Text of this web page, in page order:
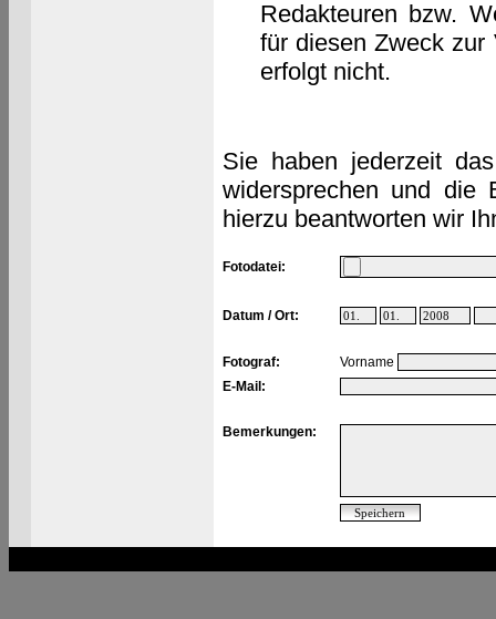
Redakteuren bzw.
für diesen Zweck zur
erfolgt nicht.
Sie haben jederzeit
widersprechen und die
hierzu beantworten wir
Fotodatei:
Datum / Ort:
Fotograf:
Vorname
E-Mail:
Bemerkungen: